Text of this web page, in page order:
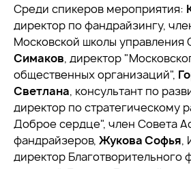
Среди спикеров мероприятия:
директор по фандрайзингу,
Московской школы
Симаков, директор
общественных организаций",
Светлана, консультант по
директор по стратегическому
Доброе сердце", член Совета
фандрайзеров, Жукова Софья,
директор Благотворительного